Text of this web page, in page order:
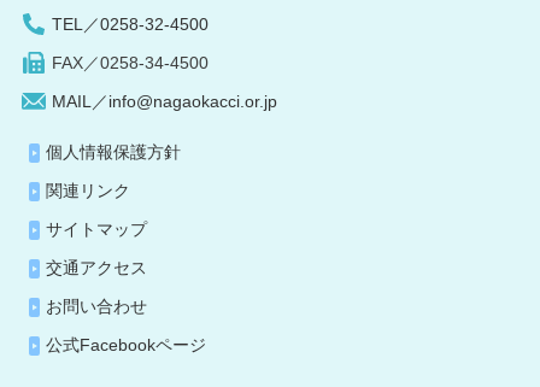
TEL／0258-32-4500
FAX／0258-34-4500
MAIL／info@nagaokacci.or.jp
個人情報保護方針
関連リンク
サイトマップ
交通アクセス
お問い合わせ
公式Facebookページ